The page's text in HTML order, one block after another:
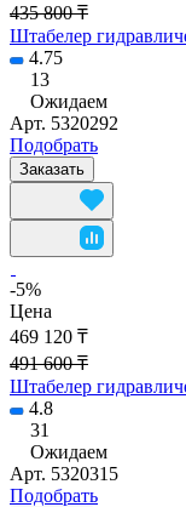
435 800 ₸
Штабелер
4.75
13
Ожидаем
Арт. 5320292
Подобрать
Заказать
-5%
Цена
469 120 ₸
491 600 ₸
Штабелер
4.8
31
Ожидаем
Арт. 5320315
Подобрать